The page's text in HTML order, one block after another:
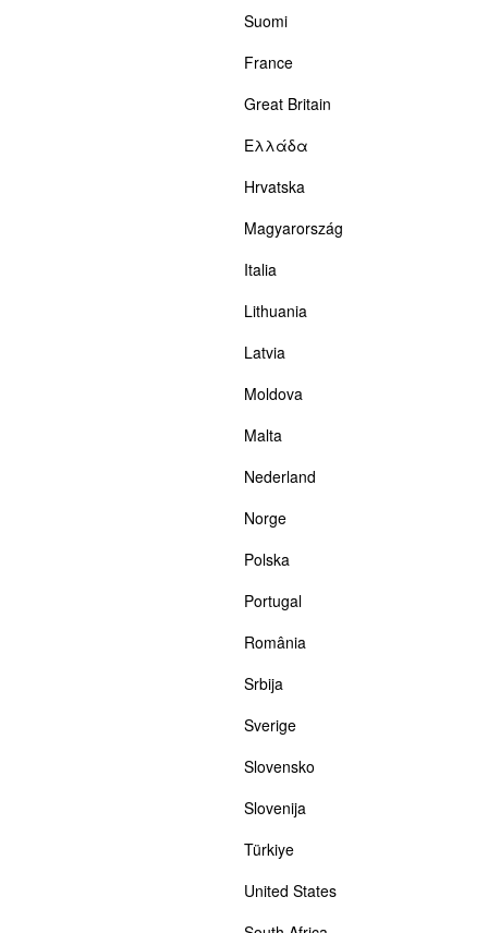
Suomi
France
Great Britain
Ελλάδα
Hrvatska
Magyarország
Italia
Lithuania
Latvia
Moldova
Malta
Nederland
Norge
Polska
Portugal
România
Srbija
Sverige
Slovensko
Slovenija
Türkiye
United States